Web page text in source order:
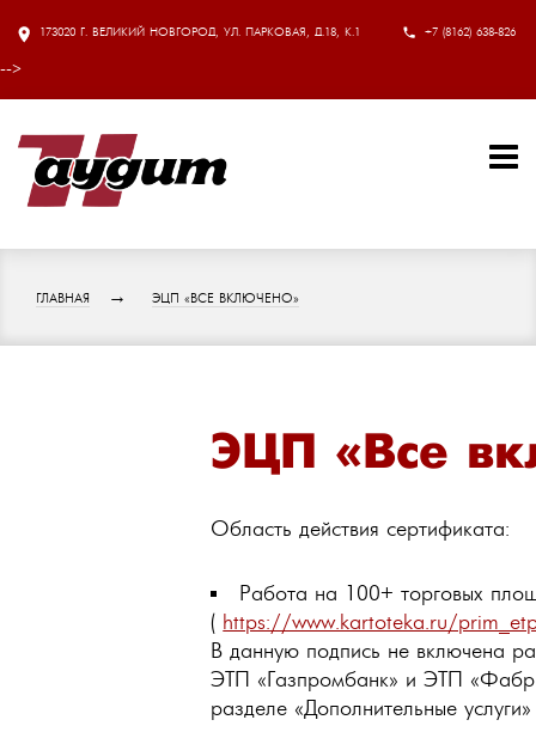
173020 Г. ВЕЛИКИЙ НОВГОРОД, УЛ. ПАРКОВАЯ, Д.18, К.1 +7 (8162) 638-826
-->
ГЛАВНАЯ ЭЦП «ВСЕ ВКЛЮЧЕНО»
ЭЦП «Все
Область действия сертификата:
Работа на 100+ торговых
( https://www.kartoteka.ru/
В данную подпись не включена
ЭТП «Газпромбанк» и ЭТП
разделе «Дополнительные услуги»